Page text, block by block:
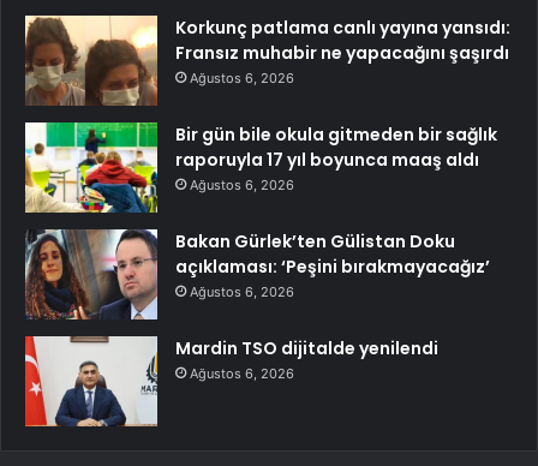
Korkunç patlama canlı yayına yansıdı:
Fransız muhabir ne yapacağını şaşırdı
Ağustos 6, 2026
Bir gün bile okula gitmeden bir sağlık
raporuyla 17 yıl boyunca maaş aldı
Ağustos 6, 2026
Bakan Gürlek’ten Gülistan Doku
açıklaması: ‘Peşini bırakmayacağız’
Ağustos 6, 2026
Mardin TSO dijitalde yenilendi
Ağustos 6, 2026